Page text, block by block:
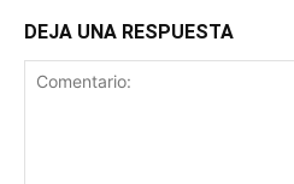
DEJA UNA RESPUESTA